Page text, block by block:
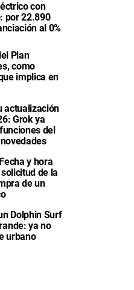
con
por 22.890
al 0%
Plan
como
implica en
actualización
Grok ya
del
y hora
de la
de un
Dolphin Surf
ya no
urbano